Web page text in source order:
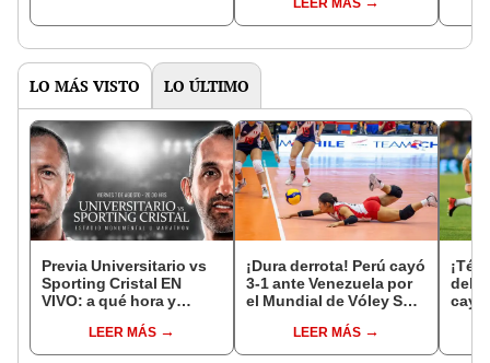
LO MÁS VISTO LO ÚLTIMO
Previa Universitario vs
Sporting Cristal EN
VIVO: a qué hora y
hoy por el Torneo
Clausura de la Liga 1
LEER MÁS
¡Dura derrota! Perú cayó
3-1 ante Venezuela por
el Mundial de Vóley Sub
LEER MÁS
cayó